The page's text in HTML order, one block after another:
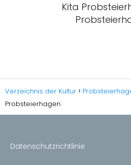
Kita
Verzeichnis der Kultur
Probsteierhagen
Datenschutzrichtlinie